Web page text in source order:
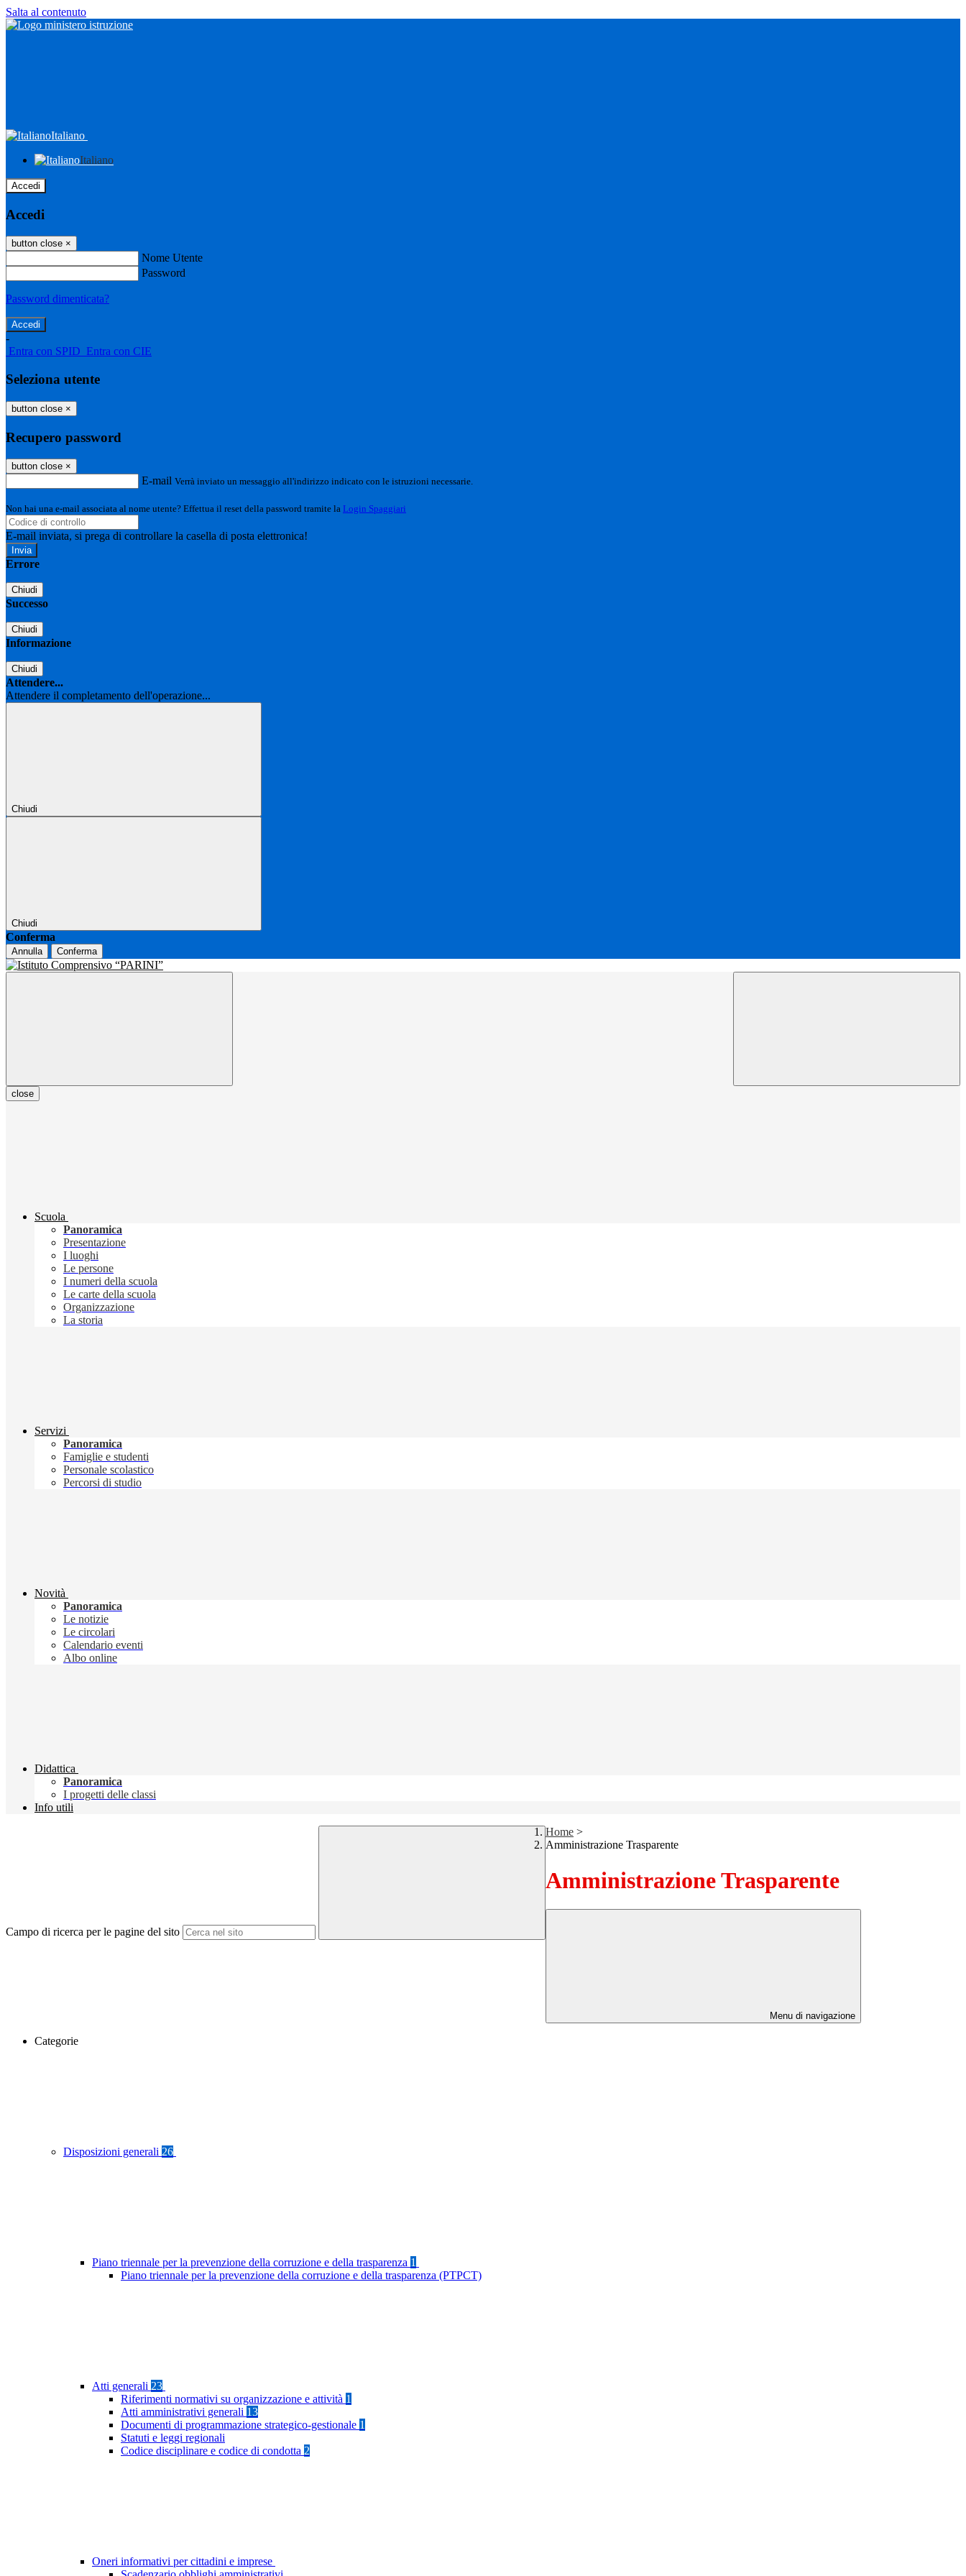
Salta al contenuto
Italiano
Italiano
Accedi
Accedi
button close ×
Nome Utente
Password
Password dimenticata?
-
Entra con SPID Entra con CIE
Seleziona utente
button close ×
Recupero password
button close ×
E-mail Verrà inviato un messaggio all'indirizzo indicato con le istruzioni necessarie.
Non hai una e-mail associata al nome utente? Effettua il reset della password tramite la Login Spaggiari
E-mail inviata, si prega di controllare la casella di posta elettronica!
Errore
Chiudi
Successo
Chiudi
Informazione
Chiudi
Attendere...
Attendere il completamento dell'operazione...
Chiudi
Chiudi
Conferma
Annulla Conferma
close
Scuola
Panoramica
Presentazione
I luoghi
Le persone
I numeri della scuola
Le carte della scuola
Organizzazione
La storia
Servizi
Panoramica
Famiglie e studenti
Personale scolastico
Percorsi di studio
Novità
Panoramica
Le notizie
Le circolari
Calendario eventi
Albo online
Didattica
Panoramica
I progetti delle classi
Info utili
Campo di ricerca per le pagine del sito
Home >
Amministrazione Trasparente
Amministrazione Trasparente
Menu di navigazione
Categorie
Disposizioni generali 26
Piano triennale per la prevenzione della corruzione e della trasparenza 1
Piano triennale per la prevenzione della corruzione e della trasparenza (PTPCT)
Atti generali 23
Riferimenti normativi su organizzazione e attività 1
Atti amministrativi generali 13
Documenti di programmazione strategico-gestionale 1
Statuti e leggi regionali
Codice disciplinare e codice di condotta 2
Oneri informativi per cittadini e imprese